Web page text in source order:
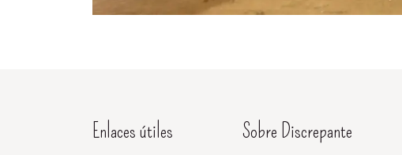
Enlaces útiles Sobre Discrepante